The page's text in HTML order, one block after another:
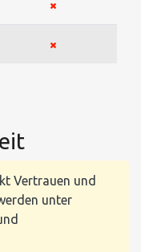
Vertrauen und
unter